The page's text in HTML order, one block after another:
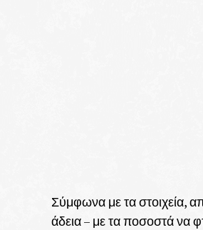
Σύμφωνα με τα στοιχεία,
άδεια – με τα ποσοστά να